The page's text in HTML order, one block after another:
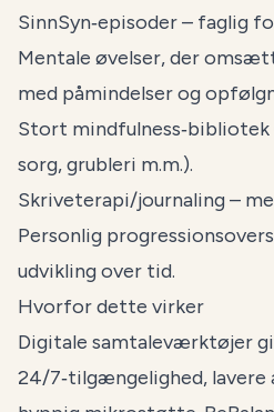
SinnSyn‑episoder – faglig
Mentale øvelser, der
med påmindelser og
Stort mindfulness‑bibliotek
sorg, grubleri m.m.).
Skriveterapi/journaling –
Personlig
udvikling over tid.
Hvorfor dette virker
Digitale samtaleværktøjer
24/7‑tilgængelighed, lavere